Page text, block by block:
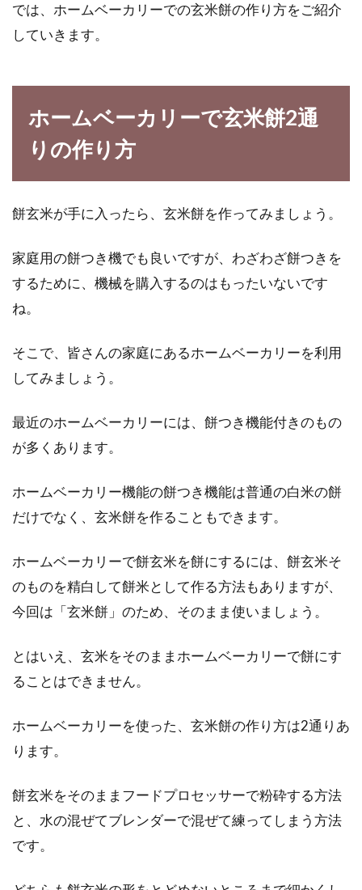
全粒粉でパンを作ってみよう！気に
パン屋さんの前を通ると、焼きたてのパンの良
い香りがしてきますよね。その香りにつられて
パン屋さ...
養アップする方法について
朝食は、お米かパンが多いと思いますが、皆さ
んはどちら派ですか？ところでお米とパンには
「油味噌」とい...
コイン精米機の使い方！無洗米の特
徴とお米の保存方法も紹介
りますか？見かけることはあっても、使う機会
はあまりな...
て、甘酒は近年ブームになっています。甘酒の
では、ホームベーカリーでの玄米餅の作り方をご紹介
していきます。
ホームベーカリーで玄米餅2通
りの作り方
餅玄米が手に入ったら、玄米餅を作ってみましょう。
家庭用の餅つき機でも良いですが、わざわざ餅つきを
するために、機械を購入するのはもったいないです
ね。
そこで、皆さんの家庭にあるホームベーカリーを利用
してみましょう。
最近のホームベーカリーには、餅つき機能付きのもの
が多くあります。
ホームベーカリー機能の餅つき機能は普通の白米の餅
だけでなく、玄米餅を作ることもできます。
ホームベーカリーで餅玄米を餅にするには、餅玄米そ
のものを精白して餅米として作る方法もありますが、
今回は「玄米餅」のため、そのまま使いましょう。
とはいえ、玄米をそのままホームベーカリーで餅にす
ることはできません。
ホームベーカリーを使った、玄米餅の作り方は2通りあ
ります。
餅玄米をそのままフードプロセッサーで粉砕する方法
と、水の混ぜてブレンダーで混ぜて練ってしまう方法
です。